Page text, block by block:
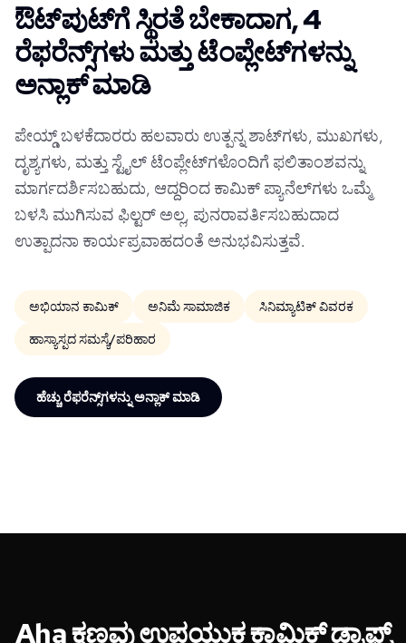
ಔಟ್‌ಪುಟ್‌ಗೆ ಸ್ಥಿರತೆ ಬೇಕಾದಾಗ, 4
ರೆಫರೆನ್ಸ್‌ಗಳು ಮತ್ತು ಟೆಂಪ್ಲೇಟ್‌ಗಳನ್ನು
ಅನ್ಲಾಕ್ ಮಾಡಿ
ಪೇಯ್ಡ್ ಬಳಕೆದಾರರು ಹಲವಾರು ಉತ್ಪನ್ನ ಶಾಟ್‌ಗಳು, ಮುಖಗಳು,
ದೃಶ್ಯಗಳು, ಮತ್ತು ಸ್ಟೈಲ್ ಟೆಂಪ್ಲೇಟ್‌ಗಳೊಂದಿಗೆ ಫಲಿತಾಂಶವನ್ನು
ಮಾರ್ಗದರ್ಶಿಸಬಹುದು, ಆದ್ದರಿಂದ ಕಾಮಿಕ್ ಪ್ಯಾನೆಲ್‌ಗಳು ಒಮ್ಮೆ
ಬಳಸಿ ಮುಗಿಸುವ ಫಿಲ್ಟರ್ ಅಲ್ಲ, ಪುನರಾವರ್ತಿಸಬಹುದಾದ
ಉತ್ಪಾದನಾ ಕಾರ್ಯಪ್ರವಾಹದಂತೆ ಅನುಭವಿಸುತ್ತವೆ.
ಅಭಿಯಾನ ಕಾಮಿಕ್ ಅನಿಮೆ ಸಾಮಾಜಿಕ
ಸಿನಿಮ್ಯಾಟಿಕ್ ವಿವರಕ
ಹಾಸ್ಯಾಸ್ಪದ ಸಮಸ್ಯೆ/ಪರಿಹಾರ
ಹೆಚ್ಚು ರೆಫರೆನ್ಸ್‌ಗಳನ್ನು ಅನ್ಲಾಕ್ ಮಾಡಿ
Aha ಕ್ಷಣವು ಉಪಯುಕ್ತ ಕಾಮಿಕ್ ಡ್ರಾಫ್ಟ್